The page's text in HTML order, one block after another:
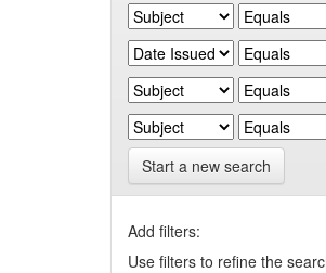
Start a new search
Add filters:
Use filters to refine the